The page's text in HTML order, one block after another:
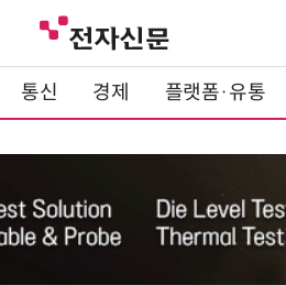
통신 경제 플랫폼·유통